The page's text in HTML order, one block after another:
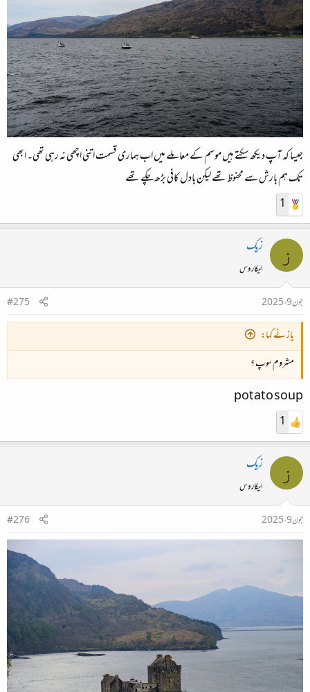
جیسا کہ آپ دیکھ سکتے ہیں موسم کے معاملے میں اب ہماری قسمت اتنی اچھی نہ رہی تھی۔ ابھی
تک ہم بارش سے محفوظ تھے لیکن بادل کافی بڑھ چکے تھے
1
ز زیک
ایکاروس
جون 9، 2025
#275
یاز نے کہا:
مشروم سوپ ؟
potato soup
1
ز زیک
ایکاروس
جون 9، 2025
#276